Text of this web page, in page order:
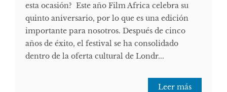
esta ocasión? Este año Film Africa celebra su
quinto aniversario, por lo que es una edición
importante para nosotros. Después de cinco
años de éxito, el festival se ha consolidado
dentro de la oferta cultural de Londr...
Leer más